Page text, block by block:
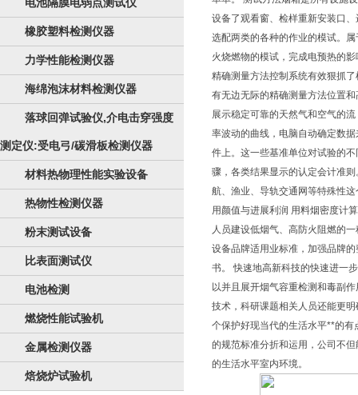
橡胶塑料检测仪器
力学性能检测仪器
海绵泡沫材料检测仪器
落球回弹试验仪,介电击穿强度
测定仪:受电弓/碳滑板检测仪器
材料热物理性能实验设备
热物性检测仪器
粉末测试设备
比表面测试仪
电池检测
燃烧性能试验机
金属检测仪器
焙烧炉试验机
设备了观看窗、检样重新安装口
选配两类的各种的作业的模试。
火烧燃物的模试，完成电预热的
精确测量方法控制系统有效狠抓
有无边无际的精确测量方法位置
展示稳定可靠的天然气和空气的
率波动的曲线，电脑自动确定数
件上。这一些基准单位对试验的
骤，各类结果显示的认定会计准
航、渔业、导轨交通网等特殊性
用颜值与进展利润 用料烟密度计
人员建设低烟气、高防火阻燃的
设备品牌适用业标准，加强品牌
书。 快速地高新科技的快速进一
以并且展开烟气容重检测和毒副
技术，科研课题相关人员还能更
个保护好现当代的生活水平**的
的规范标准分折和运用，公司不
的生活水平室内环境。